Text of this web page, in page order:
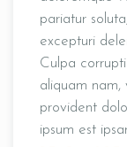
pariatur
excepturi
Culpa
aliquam nam,
provident
ipsum est